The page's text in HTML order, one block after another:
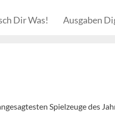
Dir Was! Ausgaben
Spielzeuge des